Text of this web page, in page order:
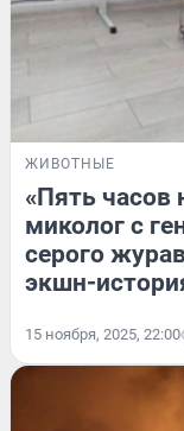
ЖИВОТНЫЕ
«Пять часов
миколог с
серого
экшн-
15 ноября, 2025, 22:00